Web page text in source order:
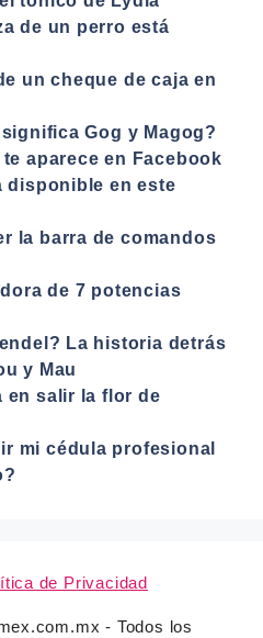
de un perro está
un cheque de caja en
Gog y Magog?
aparece en Facebook
disponible en este
la barra de comandos
de 7 potencias
La historia detrás
y Mau
en salir la flor de
mi cédula profesional
de Privacidad
- Todos los